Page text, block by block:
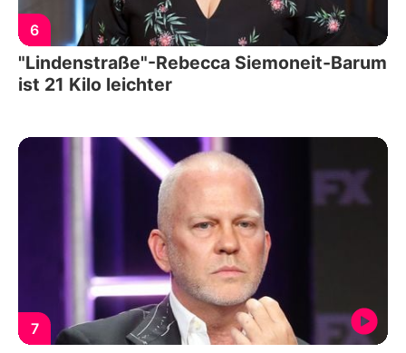
6
"Lindenstraße"-Rebecca Siemoneit-Barum
ist 21 Kilo leichter
7